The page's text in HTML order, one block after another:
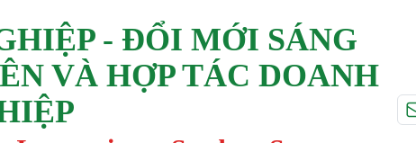
- ĐỔI MỚI SÁNG
VÀ HỢP TÁC DOANH